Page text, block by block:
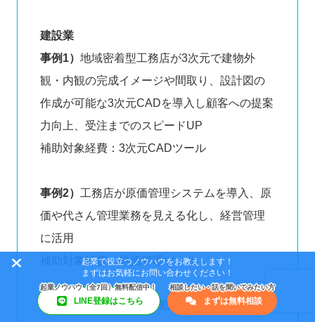
建設業
事例1） 地域密着型工務店が3次元で建物外
観・内観の完成イメージや間取り、設計図の
作成が可能な3次元CADを導入し顧客への提案
力向上、受注までのスピードUP
補助対象経費：3次元CADツール
事例2） 工務店が原価管理システムを導入、原
価や代さん管理業務を見える化し、経営管理
に活用
補助対象経費：原価管理ツール
事例3）土木工事業者が勤怠管理ツールを導入
起業で役立つノウハウをお教えします！
まずはお気軽にお問い合わせください！
LINE登録はこちら まずは無料相談